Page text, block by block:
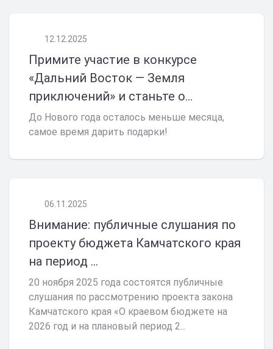
12.12.2025
Примите участие в конкурсе
«Дальний Восток — Земля
приключений» и станьте о...
До Нового года осталось меньше месяца,
самое время дарить подарки!
06.11.2025
Внимание: публичные слушания по
проекту бюджета Камчатского края
на период ...
20 ноября 2025 года состоятся публичные
слушания по рассмотрению проекта закона
Камчатского края «О краевом бюджете на
2026 год и на плановый период 2...